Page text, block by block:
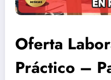
Oferta
Práctico –